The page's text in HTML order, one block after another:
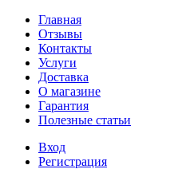
Главная
Отзывы
Контакты
Услуги
Доставка
О магазине
Гарантия
Полезные статьи
Вход
Регистрация